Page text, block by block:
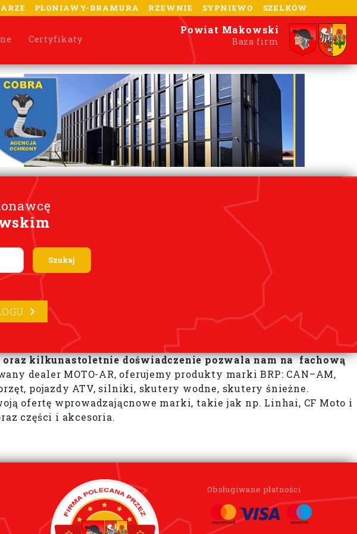
PŁONIAWY-BRAMURA RZEWNIE SYPNIEWO SZELKÓW
Certyfikaty
Powiat Makowski
Baza firm
oraz kilkunastoletnie doświadczenie pozwala nam na fachową
dealer MOTO-AR, oferujemy produkty marki BRP: CAN–AM,
pojazdy ATV, silniki, skutery wodne, skutery śnieżne.
ofertę wprowadzającnowe marki, takie jak np. Linhai, CF Moto i
części i akcesoria.
Obsługiwane płatności